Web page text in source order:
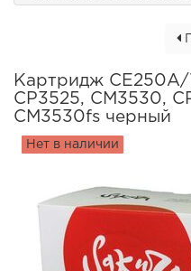
Картридж CE250A/
CP3525, CM3530,
CM3530fs черный
Нет в наличии